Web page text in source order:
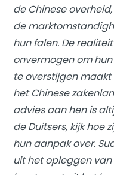
de Chinese
de
hun falen. De
onvermogen om
te overstijgen
het Chinese
advies aan hen is
de Duitsers, kijk hoe
hun aanpak over.
uit het opleggen